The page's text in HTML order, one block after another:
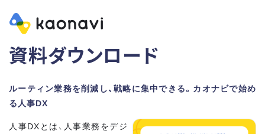
資料ダウンロード
ルーティン業務を削減し、戦略に集中できる。カオナビで始め
る人事DX
人事DXとは、人事業務をデジ